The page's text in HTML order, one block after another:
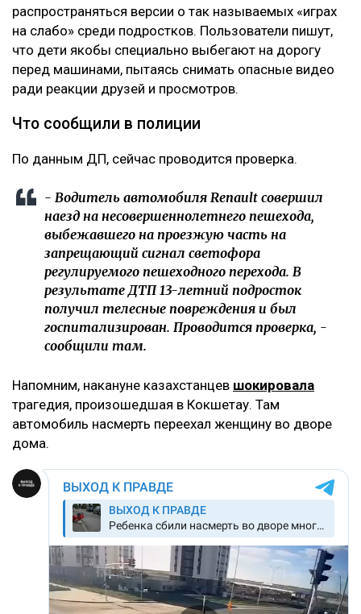
распространяться версии о так называемых «играх
на слабо» среди подростков. Пользователи пишут,
что дети якобы специально выбегают на дорогу
перед машинами, пытаясь снимать опасные видео
ради реакции друзей и просмотров.
Что сообщили в полиции
По данным ДП, сейчас проводится проверка.
- Водитель автомобиля Renault совершил
наезд на несовершеннолетнего пешехода,
выбежавшего на проезжую часть на
запрещающий сигнал светофора
регулируемого пешеходного перехода. В
результате ДТП 13-летний подросток
получил телесные повреждения и был
госпитализирован. Проводится проверка, -
сообщили там.
Напомним, накануне казахстанцев шокировала
трагедия, произошедшая в Кокшетау. Там
автомобиль насмерть переехал женщину во дворе
дома.